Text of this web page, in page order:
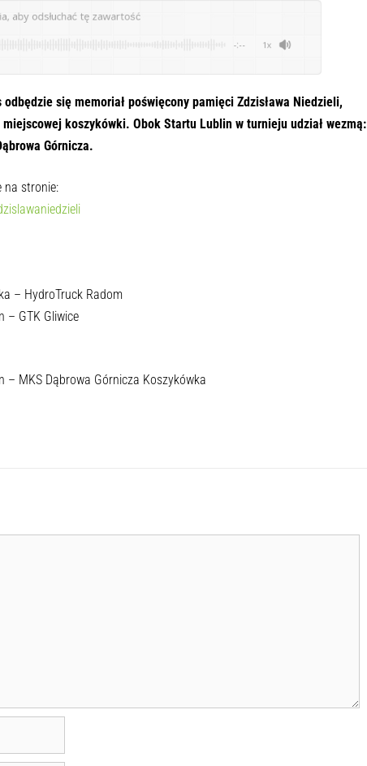
odsłuchać tę zawartość
-:--
się memoriał poświęcony pamięci Zdzisława Niedzieli,
koszykówki. Obok Startu Lublin w turnieju udział wezmą:
Górnicza.
na stronie:
– HydroTruck Radom
– GTK Gliwice
– MKS Dąbrowa Górnicza Koszykówka